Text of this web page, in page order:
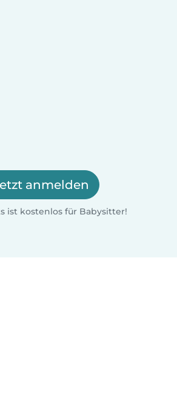
anmelden
ist kostenlos für Babysitter!